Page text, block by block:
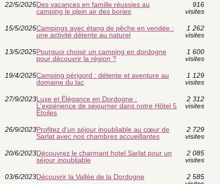
22/5/2025Des vacances en famille réussies au
camping le plein air des bories
916
visites
15/5/2025Campings avec étang de pêche en vendée :
une activité détente au naturel
1 262
visites
13/5/2025Pourquoi choisir un camping en dordogne
pour découvrir la région ?
1 600
visites
19/4/2025Camping périgord : détente et aventure au
domaine du lac
1 129
visites
27/9/2023Luxe et Élégance en Dordogne :
L'expérience de séjourner dans notre Hôtel 5
Étoiles
2 312
visites
26/9/2023Profitez d'un séjour inoubliable au cœur de
Sarlat avec nos chambres accueillantes
2 729
visites
20/6/2023Découvrez le charmant hotel Sarlat pour un
séjour inoubliable
2 085
visites
03/6/2023Découvrir la Vallée de la Dordogne
2 585